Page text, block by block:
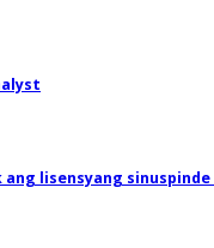
lisensyang sinuspinde